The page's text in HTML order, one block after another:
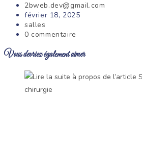
Auteur/autrice
de
la
publication :
2bweb.dev@gmail.com
Publication
publiée :
février 18, 2025
Post
category:
salles
Commentaires
la
0 commentaire
Vous devriez également aimer